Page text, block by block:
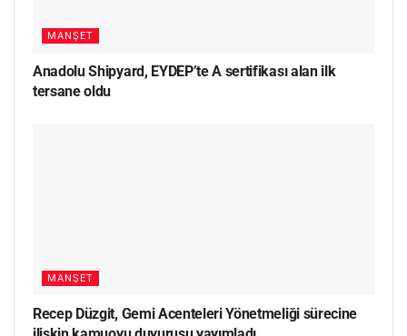
MANŞET
Anadolu Shipyard, EYDEP’te A sertifikası alan ilk
tersane oldu
MANŞET
Recep Düzgit, Gemi Acenteleri Yönetmeliği sürecine